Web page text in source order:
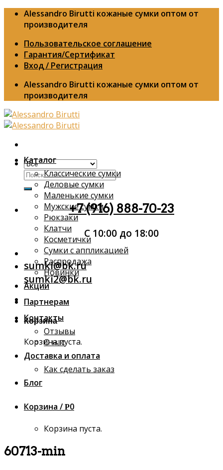
Skip Alessandro Birutti кожаные сумки оптом от
производителя
Пользовательское соглашение
Гарантия/Сертификат
Вход / Регистрация
Alessandro Birutti кожаные сумки оптом от
производителя
Искать:
+7 (916) 888-70-23
С 10:00 до 18:00
sumki@bk.ru
sumki2@bk.ru
Корзина
Корзина пуста.
Каталог
Классические сумки
Деловые сумки
Маленькие сумки
Мужские сумки
Рюкзаки
Клатчи
Косметички
Сумки с аппликацией
Распродажа
Новинки
Акции
Партнерам
Контакты
Отзывы
О нас
Доставка и оплата
Как сделать заказ
Блог
Корзина / Р0
Корзина пуста.
60713-min